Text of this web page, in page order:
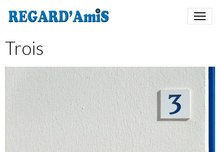
Trois